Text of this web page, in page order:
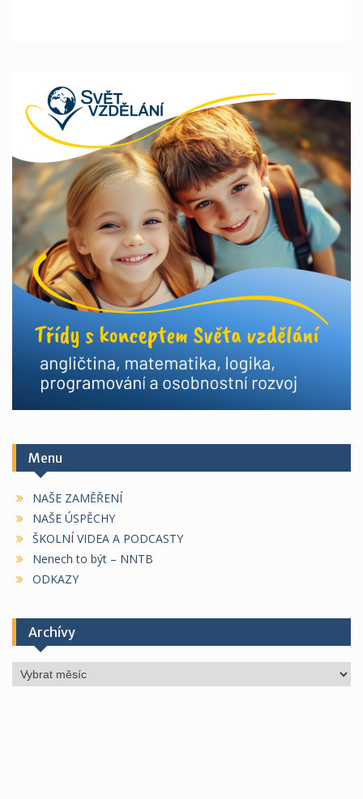
Menu
NAŠE ZAMĚŘENÍ
NAŠE ÚSPĚCHY
ŠKOLNÍ VIDEA A PODCASTY
Nenech to být – NNTB
ODKAZY
Archívy
Archívy